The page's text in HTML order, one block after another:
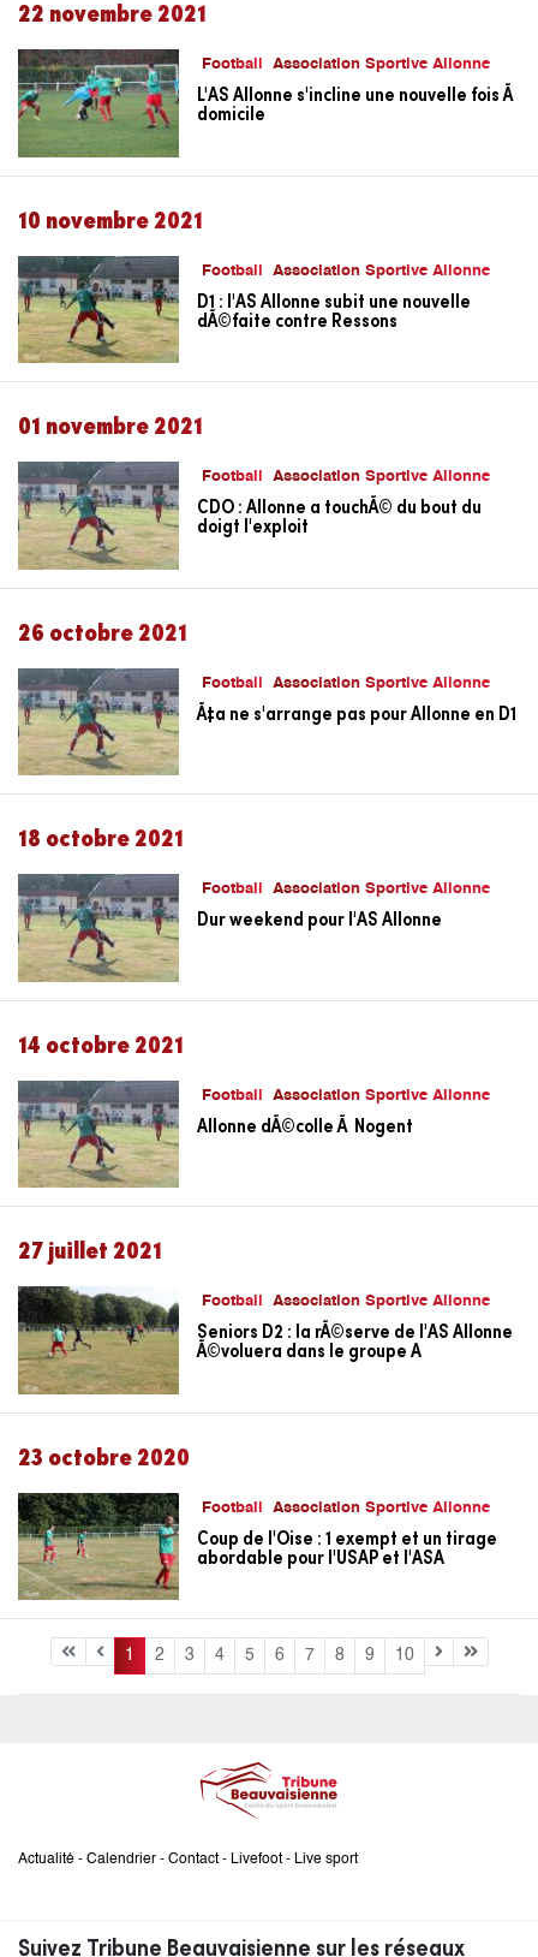
22 novembre 2021
Football Association Sportive Allonne
L'AS Allonne s'incline une nouvelle fois Ã
domicile
10 novembre 2021
Football Association Sportive Allonne
D1 : l'AS Allonne subit une nouvelle
dÃ©faite contre Ressons
01 novembre 2021
Football Association Sportive Allonne
CDO : Allonne a touchÃ© du bout du
doigt l'exploit
26 octobre 2021
Football Association Sportive Allonne
Ã‡a ne s'arrange pas pour Allonne en D1
18 octobre 2021
Football Association Sportive Allonne
Dur weekend pour l'AS Allonne
14 octobre 2021
Football Association Sportive Allonne
Allonne dÃ©colle Ã Nogent
27 juillet 2021
Football Association Sportive Allonne
Seniors D2 : la rÃ©serve de l'AS Allonne
Ã©voluera dans le groupe A
23 octobre 2020
Football Association Sportive Allonne
Coup de l'Oise : 1 exempt et un tirage
abordable pour l'USAP et l'ASA
1 2 3 4 5 6 7 8 9 10
Actualité - Calendrier - Contact - Livefoot - Live sport
Suivez Tribune Beauvaisienne sur les réseaux